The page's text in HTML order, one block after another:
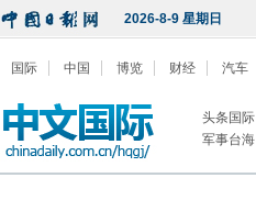
2026-8-9 星期日
国际 中国 博览 财经 汽车
头条国际
军事台海